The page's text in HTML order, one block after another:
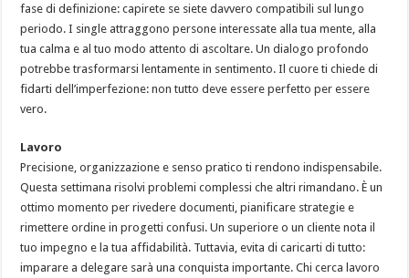
fase di definizione: capirete se siete davvero compatibili sul lungo
periodo. I single attraggono persone interessate alla tua mente, alla
tua calma e al tuo modo attento di ascoltare. Un dialogo profondo
potrebbe trasformarsi lentamente in sentimento. Il cuore ti chiede di
fidarti dell’imperfezione: non tutto deve essere perfetto per essere
vero.
Lavoro
Precisione, organizzazione e senso pratico ti rendono indispensabile.
Questa settimana risolvi problemi complessi che altri rimandano. È un
ottimo momento per rivedere documenti, pianificare strategie e
rimettere ordine in progetti confusi. Un superiore o un cliente nota il
tuo impegno e la tua affidabilità. Tuttavia, evita di caricarti di tutto:
imparare a delegare sarà una conquista importante. Chi cerca lavoro